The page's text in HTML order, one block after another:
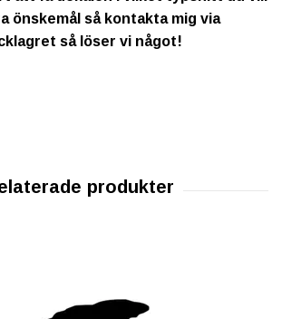
önskemål så kontakta mig via
så löser vi något!